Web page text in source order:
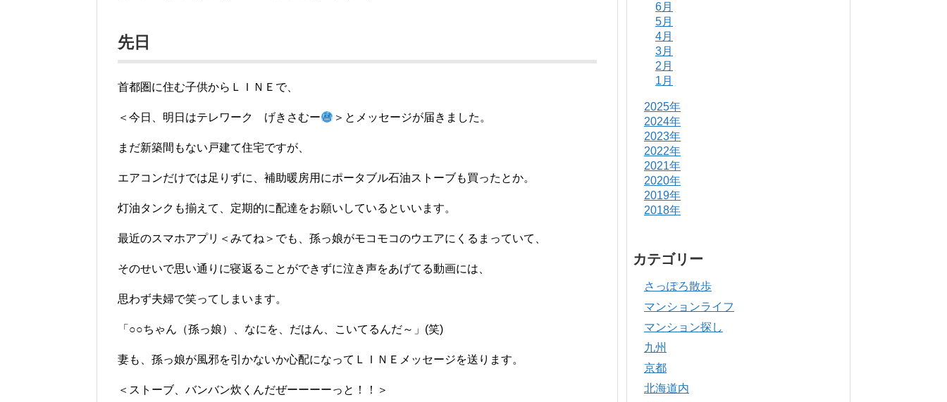
先日
首都圏に住む子供からＬＩＮＥで、
＜今日、明日はテレワーク げきさむー ＞とメッセージが届きました。
まだ新築間もない戸建て住宅ですが、
エアコンだけでは足りずに、補助暖房用にポータブル石油ストーブも買ったとか。
灯油タンクも揃えて、定期的に配達をお願いしているといいます。
最近のスマホアプリ＜みてね＞でも、孫っ娘がモコモコのウエアにくるまっていて、
そのせいで思い通りに寝返ることができずに泣き声をあげてる動画には、
思わず夫婦で笑ってしまいます。
「○○ちゃん（孫っ娘）、なにを、だはん、こいてるんだ～」(笑)
妻も、孫っ娘が風邪を引かないか心配になってＬＩＮＥメッセージを送ります。
＜ストーブ、バンバン炊くんだぜーーーーっと！！＞
6月
5月
4月
3月
2月
1月
2025年
2024年
2023年
2022年
2021年
2020年
2019年
2018年
カテゴリー
さっぽろ散歩
マンションライフ
マンション探し
九州
京都
北海道内